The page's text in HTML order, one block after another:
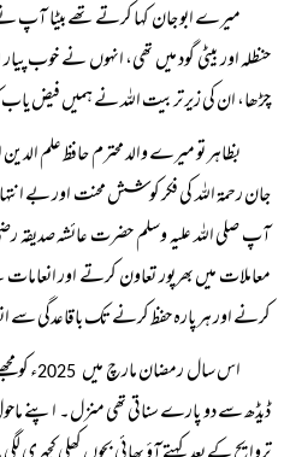
میرے ابو جان کہا کرتے تھے بیٹا آپ
حنظلہ اور بیٹی گود میں تھی، انہوں نے
چڑھا، ان کی زیر تربیت اللہ نے ہمیں فیض یاب
بظاہر تو میرے والد محترم حافظ علم
جان رحمۃ اللہ کی فکر کوشش محنت اور بے
آپ صلی اللہ علیہ وسلم حضرت عائشہ صدیقہ
معاملات میں بھرپور تعاون کرتے اور
کرنے اور ہر پارہ حفظ کرنے تک باقاعدگی
اس سال رمضان مارچ میں
ء کو
ڈیڈھ سے دو پارے سناتی تھی منزل۔ اپنے